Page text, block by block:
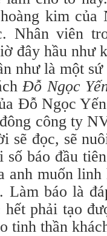
kim
Nhân viên
đây hầu như
như là một sứ
Đỗ Ngọc
Đỗ Ngọc
công ty
sẽ đọc, sẽ
báo đầu
anh muốn
Làm báo là
phải tạo
tinh thần